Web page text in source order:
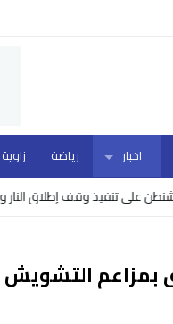
اخبار رياضة
تنفيذ وقف إطلاق النار
بمزاعم